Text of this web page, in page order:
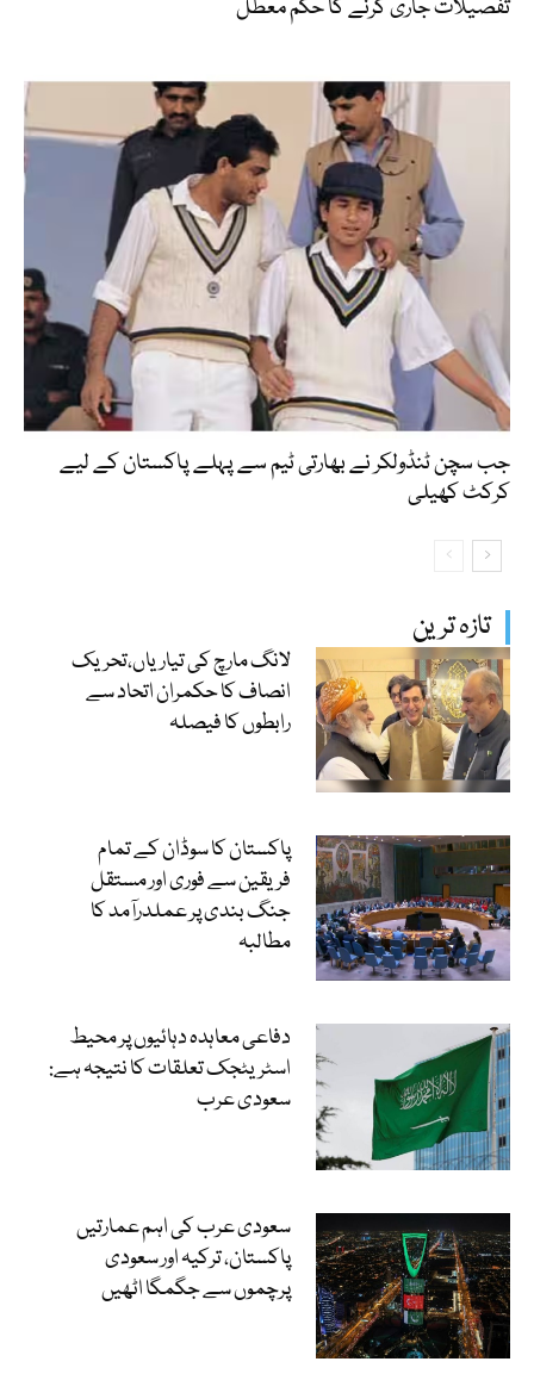
تازہ ترین
لانگ مارچ کی تیاریاں،تحریک
انصاف کا حکمران اتحاد سے
رابطوں کا فیصلہ
پاکستان کا سوڈان کے تمام
فریقین سے فوری اور مستقل
جنگ بندی پر عملدرآمد کا
مطالبہ
دفاعی معاہدہ دہائیوں پر محیط
اسٹریٹجک تعلقات کا نتیجہ ہے:
سعودی عرب
سعودی عرب کی اہم عمارتیں
پاکستان، ترکیہ اور سعودی
پرچموں سے جگمگا اٹھیں
تفصیلات جاری کرنے کا حکم معطل
جب سچن ٹنڈولکر نے بھارتی ٹیم سے پہلے پاکستان کے لیے
کرکٹ کھیلی